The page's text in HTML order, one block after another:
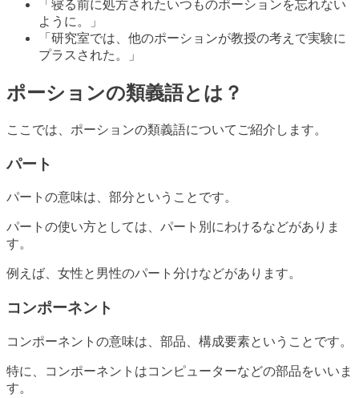
「寝る前に処方されたいつものポーションを忘れない
ように。」
「研究室では、他のポーションが教授の考えで実験に
プラスされた。」
ポーションの類義語とは？
ここでは、ポーションの類義語についてご紹介します。
パート
パートの意味は、部分ということです。
パートの使い方としては、パート別にわけるなどがありま
す。
例えば、女性と男性のパート分けなどがあります。
コンポーネント
コンポーネントの意味は、部品、構成要素ということです。
特に、コンポーネントはコンピューターなどの部品をいいま
す。